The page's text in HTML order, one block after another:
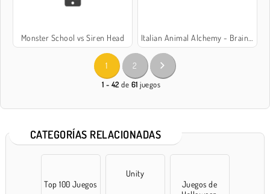
Monster School vs Siren Head Italian Animal Alchemy - Brainrot
1 2
1 - 42 de 61 juegos
CATEGORÍAS RELACIONADAS
Top 100 Juegos
Unity
Juegos de